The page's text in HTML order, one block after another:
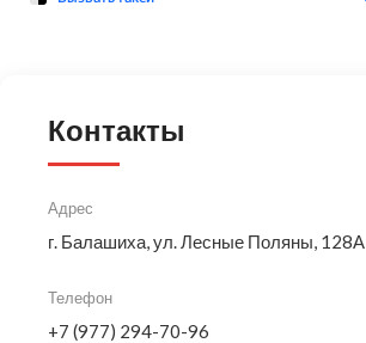
Контакты
Адрес
г. Балашиха, ул. Лесные Поляны, 128А
Телефон
+7 (977) 294-70-96